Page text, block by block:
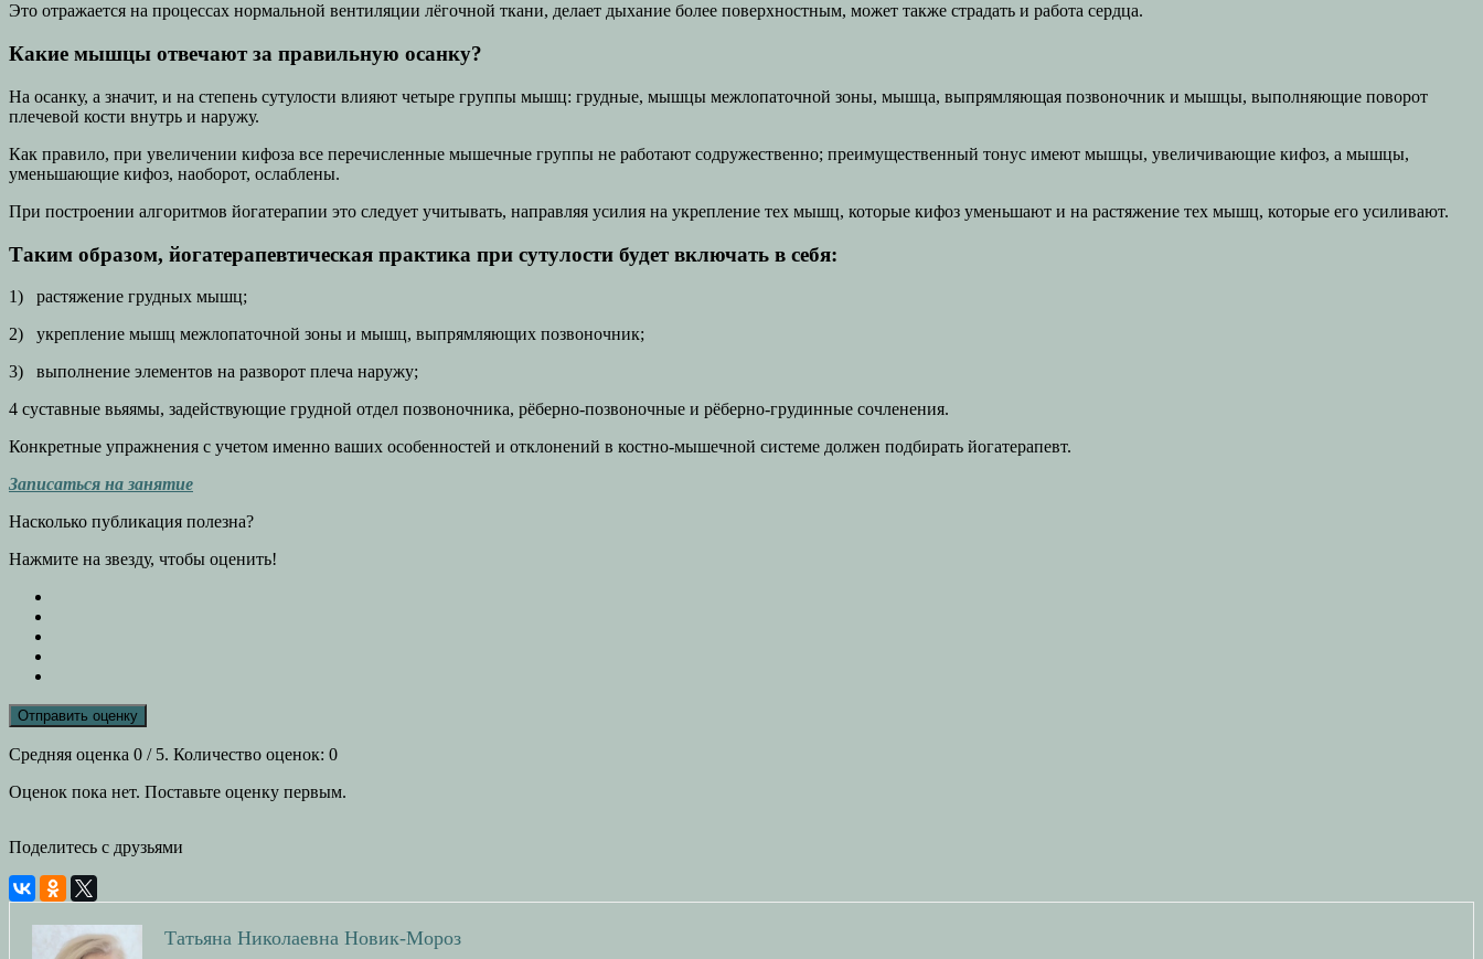
Это отражается на процессах нормальной вентиляции лёгочной ткани, делает дыхание более поверхностным, может также страдать и работа сердца.
Какие мышцы отвечают за правильную осанку?
На осанку, а значит, и на степень сутулости влияют четыре группы мышц: грудные, мышцы межлопаточной зоны, мышца, выпрямляющая позвоночник и мышцы, выполняющие поворот
плечевой кости внутрь и наружу.
Как правило, при увеличении кифоза все перечисленные мышечные группы не работают содружественно; преимущественный тонус имеют мышцы, увеличивающие кифоз, а мышцы,
уменьшающие кифоз, наоборот, ослаблены.
При построении алгоритмов йогатерапии это следует учитывать, направляя усилия на укрепление тех мышц, которые кифоз уменьшают и на растяжение тех мышц, которые его усиливают.
Таким образом, йогатерапевтическая практика при сутулости будет включать в себя:
1) растяжение грудных мышц;
2) укрепление мышц межлопаточной зоны и мышц, выпрямляющих позвоночник;
3) выполнение элементов на разворот плеча наружу;
4 суставные вьяямы, задействующие грудной отдел позвоночника, рёберно-позвоночные и рёберно-грудинные сочленения.
Конкретные упражнения с учетом именно ваших особенностей и отклонений в костно-мышечной системе должен подбирать йогатерапевт.
Записаться на занятие
Насколько публикация полезна?
Нажмите на звезду, чтобы оценить!
Отправить оценку
Средняя оценка 0 / 5. Количество оценок: 0
Оценок пока нет. Поставьте оценку первым.
Поделитесь с друзьями
Татьяна Николаевна Новик-Мороз